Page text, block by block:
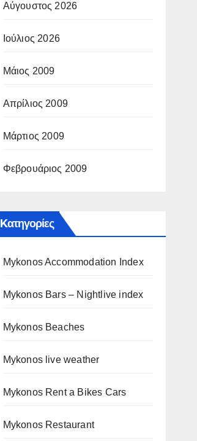
Αύγουστος 2026
Ιούλιος 2026
Μάιος 2009
Απρίλιος 2009
Μάρτιος 2009
Φεβρουάριος 2009
Kατηγορίες
Mykonos Accommodation Index
Mykonos Bars – Nightlive index
Mykonos Beaches
Mykonos live weather
Mykonos Rent a Bikes Cars
Mykonos Restaurant